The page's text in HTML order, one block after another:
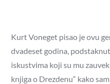
Kurt Voneget pisao je ovu
dvadeset godina,
iskustvima koji su mu
knjiga o Drezdenu“ kako